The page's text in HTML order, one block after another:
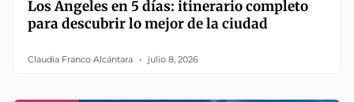
Los Ángeles en 5 días: itinerario completo
para descubrir lo mejor de la ciudad
Claudia Franco Alcántara julio 8, 2026